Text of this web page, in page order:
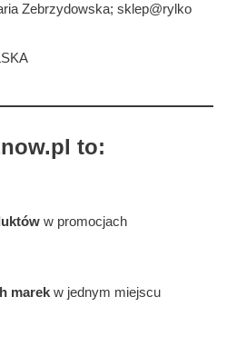
Zebrzydowska; sklep@rylko
to:
w promocjach
marek w jednym miejscu